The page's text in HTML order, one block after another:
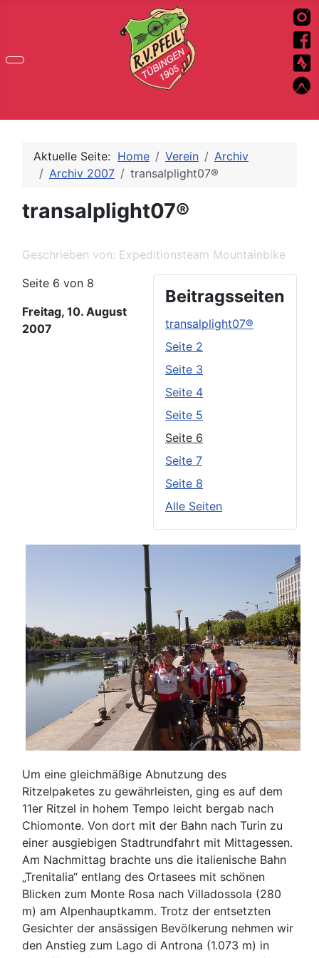
Aktuelle Seite: Home Verein
Archiv
Archiv 2007
transalplight07®
transalplight07®
Geschrieben von: Expeditionsteam Mountainbike
Beitragsseiten
transalplight07®
Seite 2
Seite 3
Seite 4
Seite 5
Seite 6
Seite 7
Seite 8
Alle Seiten
Seite 6 von 8
Freitag, 10. August
2007
Um eine gleichmäßige Abnutzung des
Ritzelpaketes zu gewährleisten, ging es auf dem
11er Ritzel in hohem Tempo leicht bergab nach
Chiomonte. Von dort mit der Bahn nach Turin zu
einer ausgiebigen Stadtrundfahrt mit Mittagessen.
Am Nachmittag brachte uns die italienische Bahn
„Trenitalia“ entlang des Ortasees mit schönen
Blicken zum Monte Rosa nach Villadossola (280
m) am Alpenhauptkamm. Trotz der entsetzten
Gesichter der ansässigen Bevölkerung nehmen wir
den Anstieg zum Lago di Antrona (1.073 m) in